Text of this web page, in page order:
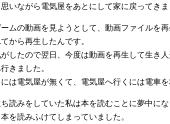
いながら電気屋をあとにして家に戻ってきま
ムの動画を見ようとして、動画ファイルを
から再生したんです。
したので翌日、今度は動画を再生して生き
きました。
は電気屋が無くて、電気屋へ行くには電車を
読みをしていた私は本を読むことに夢中に
を読みふけてしまっていました。